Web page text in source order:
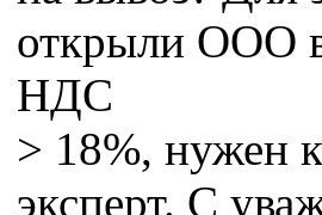
открыли ООО
НДС
> 18%, нужен
эксперт. С